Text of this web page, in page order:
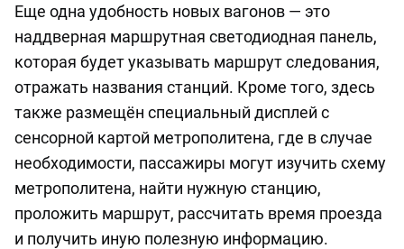
Еще одна удобность новых вагонов — это
наддверная маршрутная светодиодная панель,
которая будет указывать маршрут следования,
отражать названия станций. Кроме того, здесь
также размещён специальный дисплей с
сенсорной картой метрополитена, где в случае
необходимости, пассажиры могут изучить схему
метрополитена, найти нужную станцию,
проложить маршрут, рассчитать время проезда
и получить иную полезную информацию.